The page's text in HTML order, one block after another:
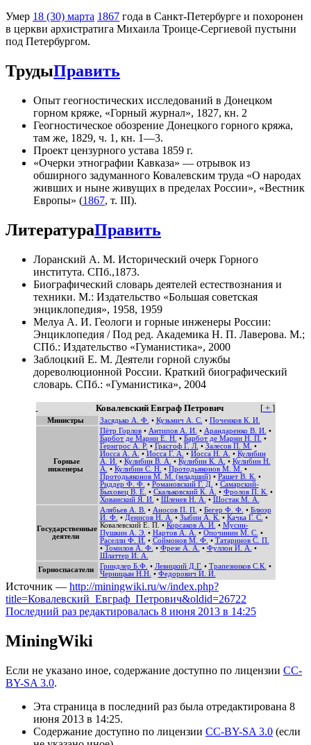
Умер 18 (30) марта 1867 года в Санкт-Петербурге и похоронен
в церкви архистратига Михаила Троице-Сергиевой пустыни
под Петербургом.
ТрудыПравить
Опыт геогностических исследований в Донецком
горном кряже, «Горный журнал», 1827, кн. 2
Геогностическое обозрение Донецкого горного кряжа,
там же, 1829, ч. 1, кн. 1—3.
Проект цензурного устава 1859 г.
«Очерки этнографии Кавказа» — отрывок из
обширного задуманного Ковалевским труда «О народах
живших и ныне живущих в пределах России», «Вестник
Европы» (1867, т. III).
ЛитератураПравить
Лоранский А. М. Исторический очерк Горного
института. СПб.,1873.
Биографический словарь деятелей естествознания и
техники. М.: Издательство «Большая советская
энциклопедия», 1958, 1959
Мелуа А. И. Геологи и горные инженеры России:
Энциклопедия / Под ред. Академика Н. П. Лаверова. М.;
СПб.: Издательство «Гуманистика», 2000
Заблоцкий Е. М. Деятели горной службы
дореволюционной России. Краткий биографический
словарь. СПб.: «Гуманистика», 2004
[+ ]
Ковалевский Евграф Петрович
Министры Засядько А. Ф. • Кузьмич А. С. • Поченков К. И.
Горные
инженеры
Пётр Горлов• Антипов А. И. • Арандаренко В. И. •
Барбот де Марни Е. Н. • Барбот де Марни Н. П. •
Гернгрос А. Р. • Грасгоф Г. Л. • Залесов П. М. •
Иосса А. А.
• Иосса Г. А. • Иосса Н. А. • Кулибин
А. И. • Кулибин В. А. • Кулибин К. А. • Кулибин Н.
А.
• Кулибин С. Н. • Протодьяконов М. М. •
Протодьяконов М. М. (младший)• Рашет В. К. •
Риддер Ф. Ф. • Романовский Г. Д. • Самарский-
Быховец В. Е. • Скальковский К. А. • Фролов П. К. •
Хованский Я. И. • Шленев Н. А. • Шостак М. А.
Государственные
деятели
Алябьев А. В. • Аносов П. П. • Бегер Ф. Ф. • Блюэр
И. Ф. • Денисов Н. А. • Зыбин А. К. • Качка Г. С. •
Ковалевский Е. П. • Корсаков А. И. • Мусин-
Пушкин А. Э. • Нартов А. А. • Опочинин М. С. •
Раселли Ф. И. • Соймонов М. Ф. • Татаринов С. П.
• Томилов А. Ф. • Фрезе А. А. • Фуллон И. А.
•
Шлаттер И. А.
Горноспасатели
Гриндлер Б.Ф. • Левицкий Д.Г. • Трапезников С.К. •
Черницын Н.Н. • Федорович И. И.
Источник — http://miningwiki.ru/w/index.php?
title=Ковалевский_Евграф_Петрович&oldid=26722
Последний раз редактировалась 8 июня 2013 в 14:25
MiningWiki
Если не указано иное, содержание доступно по лицензии CC-
BY-SA 3.0.
Эта страница в последний раз была отредактирована 8
июня 2013 в 14:25.
Содержание доступно по лицензии CC-BY-SA 3.0 (если